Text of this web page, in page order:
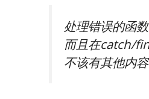
处理错误的函
而且在catch/
不该有其他内容